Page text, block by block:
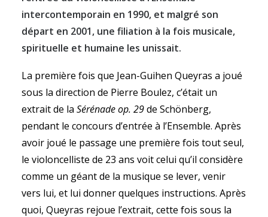
intercontemporain en 1990, et malgré son
départ en 2001, une filiation à la fois musicale,
spirituelle et humaine les unissait.
La première fois que Jean-Guihen Queyras a joué
sous la direction de Pierre Boulez, c’était un
extrait de la Sérénade op. 29de Schönberg,
pendant le concours d’entrée à l’Ensemble. Après
avoir joué le passage une première fois tout seul,
le violoncelliste de 23 ans voit celui qu’il considère
comme un géant de la musique se lever, venir
vers lui, et lui donner quelques instructions. Après
quoi, Queyras rejoue l’extrait, cette fois sous la